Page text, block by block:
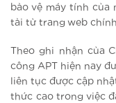
bảo vệ máy tính của
tải từ trang web
Theo ghi nhận của
công APT hiện nay
liên tục được cập
thức cao trong việc